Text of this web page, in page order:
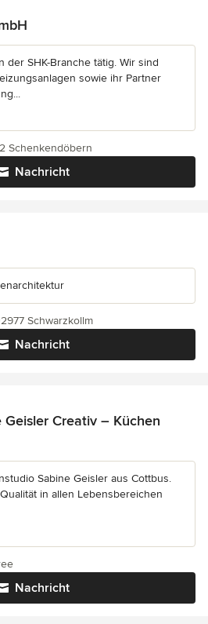
SHK-Branche tätig. Wir sind
sowie ihr Partner
Nachricht
Schenkendöbern
Nachricht
Schwarzkollm
Creativ – Küchen
Sabine Geisler aus Cottbus.
in allen Lebensbereichen
Nachricht